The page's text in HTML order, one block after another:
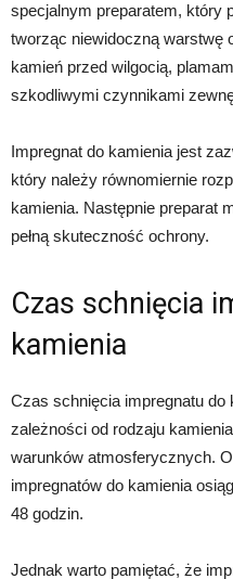
specjalnym preparatem, który
tworząc niewidoczną warstwę
kamień przed wilgocią,
szkodliwymi czynnikami
Impregnat do kamienia jest
który należy równomiernie
kamienia. Następnie preparat
pełną skuteczność ochrony.
Czas schnięcia
kamienia
Czas schnięcia impregnatu
zależności od rodzaju
warunków atmosferycznych.
impregnatów do kamienia
48 godzin.
Jednak warto pamiętać, że